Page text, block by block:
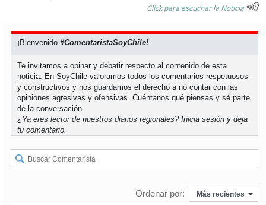
Click para escuchar la Noticia
¡Bienvenido#ComentaristaSoyChile!
Te invitamos a opinar y debatir respecto al contenido de esta
noticia. En SoyChile valoramos todos los comentarios respetuosos
y constructivos y nos guardamos el derecho a no contar con las
opiniones agresivas y ofensivas. Cuéntanos qué piensas y sé parte
de la conversación.
¿Ya eres lector de nuestros diarios regionales?Inicia sesión y deja
tu comentario.
Ordenar por: Más recientes